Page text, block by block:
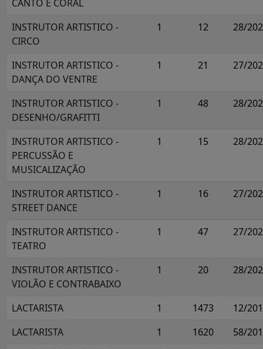
CANTO E CORAL
INSTRUTOR ARTISTICO -
CIRCO
1 12 28/
INSTRUTOR ARTISTICO -
DANÇA DO VENTRE
1 21 27/
INSTRUTOR ARTISTICO -
DESENHO/GRAFITTI
1 48 28/
INSTRUTOR ARTISTICO -
PERCUSSÃO E
MUSICALIZAÇÃO
1 15 28/
INSTRUTOR ARTISTICO -
STREET DANCE
1 16 27/
INSTRUTOR ARTISTICO -
TEATRO
1 47 27/
INSTRUTOR ARTISTICO -
VIOLÃO E CONTRABAIXO
1 20 28/
LACTARISTA 1 1473
12/
LACTARISTA
1 1620
58/